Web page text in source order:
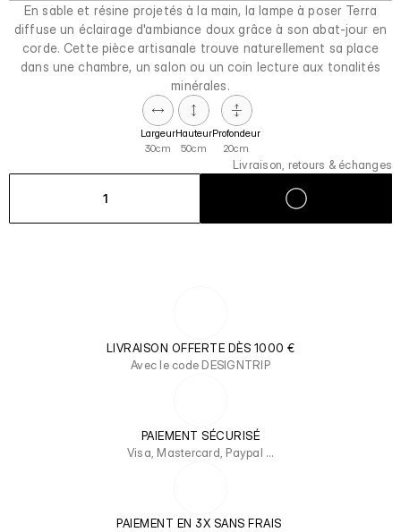
En sable et résine projetés à la main, la lampe à poser Terra
diffuse un éclairage d'ambiance doux grâce à son abat-jour en
corde. Cette pièce artisanale trouve naturellement sa place
dans une chambre, un salon ou un coin lecture aux tonalités
minérales.
Largeur
30cm
Hauteur
50cm
Profondeur
20cm
Livraison, retours & échanges
1
LIVRAISON OFFERTE DÈS 1000 €
Avec le code DESIGNTRIP
PAIEMENT SÉCURISÉ
Visa, Mastercard, Paypal …
PAIEMENT EN 3X SANS FRAIS